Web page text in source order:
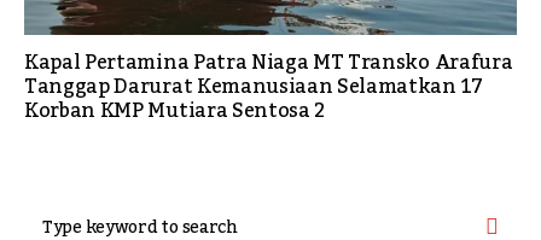
Kapal Pertamina Patra Niaga MT Transko Arafura
Tanggap Darurat Kemanusiaan Selamatkan 17
Korban KMP Mutiara Sentosa 2